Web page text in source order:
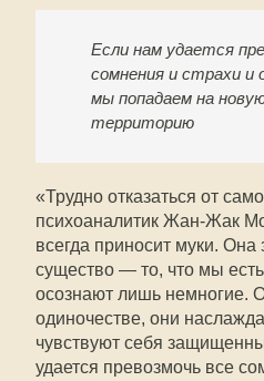
Если нам удается
сомнения и страхи и
мы попадаем на
территорию
«Трудно отказаться от
психоаналитик Жан-Жак
всегда приносит муки.
существо — то, что мы
осознают лишь немногие.
одиночестве, они
чувствуют себя
удается превозмочь все